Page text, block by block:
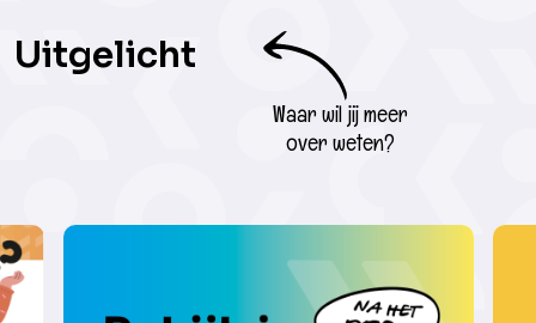
Uitgelicht
Waar wil jij meer
over weten?